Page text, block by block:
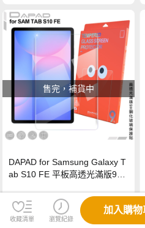
售完，補貨中
DAPAD for Samsung Galaxy T
ab S10 FE 平板高透光滿版9H
$620
收藏清單 瀏覽紀錄
加入購物